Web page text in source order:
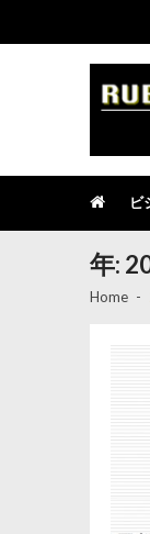
navigation
content
ビ
年:
Home